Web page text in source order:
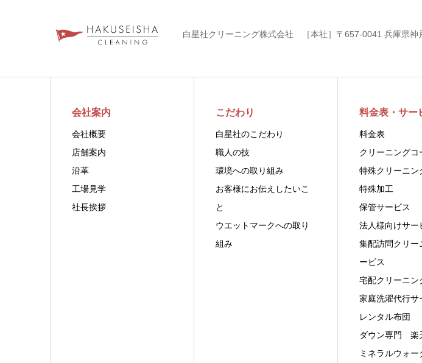
白星社クリーニング株式会社 ［本社］〒657-0041 兵庫県
会社案内
会社概要
店舗案内
沿革
工場見学
社長挨拶
こだわり
白星社のこだわり
職人の技
環境への取り組み
お客様にお伝えしたいこ
と
ウエットマークへの取り
組み
料金表・サー
料金表
クリーニングコ
特殊クリーニン
特殊加工
保管サービス
法人様向けサー
集配訪問クリー
ービス
宅配クリーニン
家庭洗濯代行サ
レンタル布団
ダウン専門 楽
ミネラルウォー